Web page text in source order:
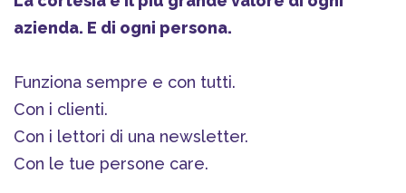
azienda. E di ogni persona.
Funziona sempre e con tutti.
Con i clienti.
Con i lettori di una newsletter.
Con le tue persone care.